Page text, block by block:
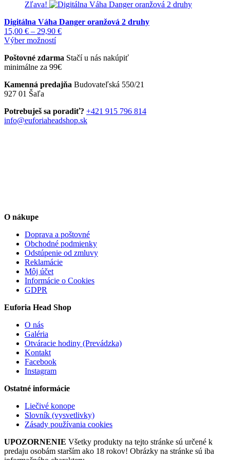
Zľava!
Digitálna Váha Danger oranžová 2 druhy
15,00 € – 29,90 €Price
through
29,90 €
Výber možnostíTento
má
viacero
Možnosti
vybrať
na
Poštovné zdarma Stačí u nás nakúpiť
minimálne za 99€
Kamenná predajňa Budovateľská 550/21
927 01 Šaľa
Potrebuješ sa poradiť? +421 915 796 814
info@euforiaheadshop.sk
O nákupe
Doprava a poštovné
Obchodné podmienky
Odstúpenie od zmluvy
Reklamácie
Môj účet
Informácie o Cookies
GDPR
Euforia Head Shop
O nás
Galéria
Otváracie hodiny (Prevádzka)
Kontakt
Facebook
Instagram
Ostatné informácie
Liečivé konope
Slovník (vysvetlivky)
Zásady používania cookies
UPOZORNENIE Všetky produkty na tejto stránke sú určené k
predaju osobám starším ako 18 rokov! Obrázky na stránke sú iba